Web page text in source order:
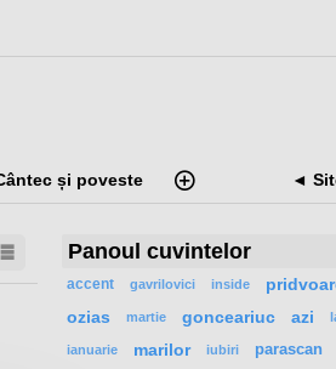
și poveste ◄
Panoul cuvintelor
accent gavrilovici inside
ozias
martie gonceariuc azi
ianuarie marilor iubiri parascan